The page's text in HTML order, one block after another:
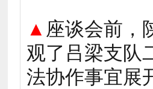
▲ 座谈会前，
观了吕梁支队
法协作事宜展